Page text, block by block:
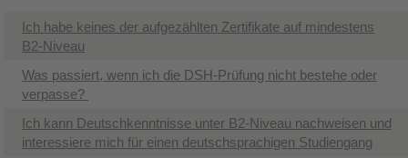
Ich habe keines der aufgezählten Zertifikate auf mindestens
B2-Niveau
Was passiert, wenn ich die DSH-Prüfung nicht bestehe oder
verpasse?
Ich kann Deutschkenntnisse unter B2-Niveau nachweisen und
interessiere mich für einen deutschsprachigen Studiengang